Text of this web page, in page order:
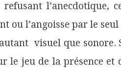
refusant
ou l’angoisse par le
visuel que
le jeu de la présence et